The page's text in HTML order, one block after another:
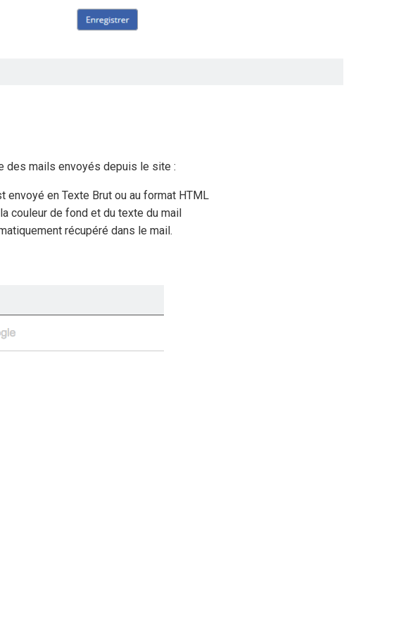
des mails envoyés depuis le site :
en Texte Brut ou au format HTML
couleur de fond et du texte du mail
récupéré dans le mail.